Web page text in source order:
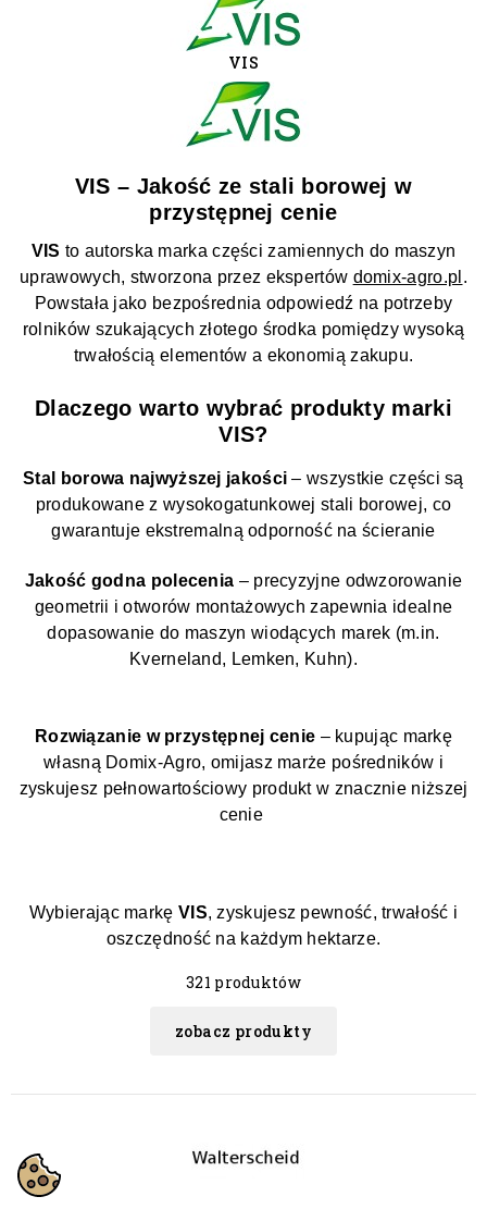
VIS
VIS – Jakość ze stali borowej w
przystępnej cenie
VIS to autorska marka części zamiennych do maszyn
uprawowych, stworzona przez ekspertów domix-agro.pl .
Powstała jako bezpośrednia odpowiedź na potrzeby
rolników szukających złotego środka pomiędzy wysoką
trwałością elementów a ekonomią zakupu.
Dlaczego warto wybrać produkty marki
VIS?
Stal borowa najwyższej jakości – wszystkie części są
produkowane z wysokogatunkowej stali borowej, co
gwarantuje ekstremalną odporność na ścieranie
Jakość godna polecenia – precyzyjne odwzorowanie
geometrii i otworów montażowych zapewnia idealne
dopasowanie do maszyn wiodących marek (m.in.
Kverneland, Lemken, Kuhn).
Rozwiązanie w przystępnej cenie – kupując markę
własną Domix-Agro, omijasz marże pośredników i
zyskujesz pełnowartościowy produkt w znacznie niższej
cenie
Wybierając markę VIS, zyskujesz pewność, trwałość i
oszczędność na każdym hektarze.
321 produktów
zobacz produkty